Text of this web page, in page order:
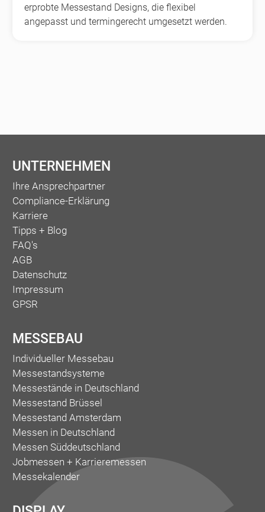
erprobte Messestand Designs, die flexibel
angepasst und termingerecht umgesetzt werden.
UNTERNEHMEN
Ihre Ansprechpartner
Compliance-Erklärung
Karriere
Tipps + Blog
FAQ's
AGB
Datenschutz
Impressum
GPSR
MESSEBAU
Individueller Messebau
Messestandsysteme
Messestände in Deutschland
Messestand Brüssel
Messestand Amsterdam
Messen in Deutschland
Messen Süddeutschland
Jobmessen + Karrieremessen
Messekalender